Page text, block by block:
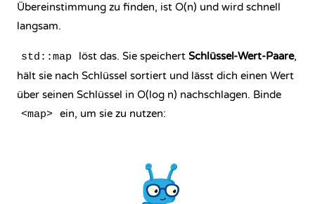
Übereinstimmung zu finden, ist O(n) und wird schnell
langsam.
std::map löst das. Sie speichert Schlüssel-Wert-Paare,
hält sie nach Schlüssel sortiert und lässt dich einen Wert
über seinen Schlüssel in O(log n) nachschlagen. Binde
<map> ein, um sie zu nutzen: